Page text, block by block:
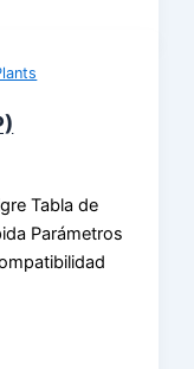
Tabla de
Parámetros